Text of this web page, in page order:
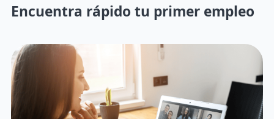
Encuentra rápido tu primer empleo